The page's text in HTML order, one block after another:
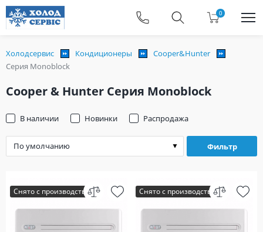
0
Холодсервис Кондиционеры
Cooper&Hunter
Серия Monoblock
Cooper & Hunter Серия Monoblock
Фильтр
В наличии Новинки Распродажа
Снято с производства Снято с производства